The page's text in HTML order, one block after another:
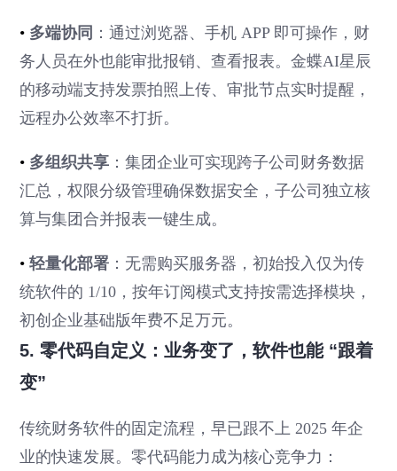
• 多端协同 ：通过浏览器、手机 APP 即可操作，财
务人员在外也能审批报销、查看报表。金蝶AI星辰
的移动端支持发票拍照上传、审批节点实时提醒，
远程办公效率不打折。
• 多组织共享 ：集团企业可实现跨子公司财务数据
汇总，权限分级管理确保数据安全，子公司独立核
算与集团合并报表一键生成。
•轻量化部署 ：无需购买服务器，初始投入仅为传
统软件的 1/10，按年订阅模式支持按需选择模块，
初创企业基础版年费不足万元。
5. 零代码自定义：业务变了，软件也能 “跟着
变”
传统财务软件的固定流程，早已跟不上 2025 年企
业的快速发展。零代码能力成为核心竞争力：